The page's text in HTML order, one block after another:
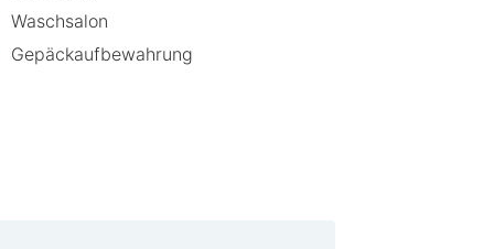
Waschsalon
Gepäckaufbewahrung